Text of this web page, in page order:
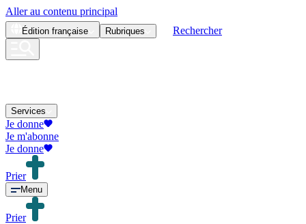
Aller au contenu principal
Édition française Rubriques Rechercher
Services
Je donne
Je m'abonne
Je donne
Prier
Menu
Prier